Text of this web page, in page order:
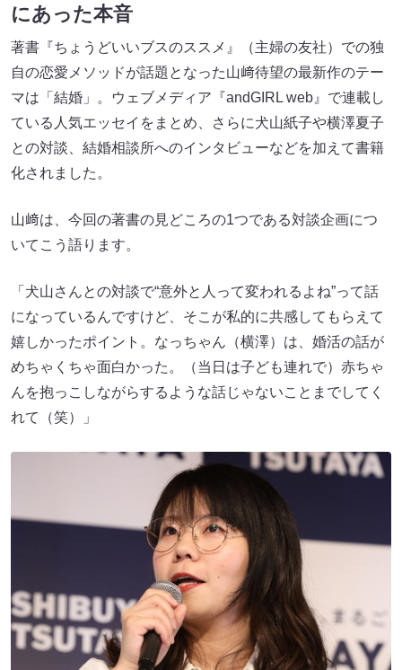
にあった本音
著書『ちょうどいいブスのススメ』（主婦の友社）での独
自の恋愛メソッドが話題となった山﨑待望の最新作のテー
マは「結婚」。ウェブメディア『andGIRL web』で連載し
ている人気エッセイをまとめ、さらに犬山紙子や横澤夏子
との対談、結婚相談所へのインタビューなどを加えて書籍
化されました。
山﨑は、今回の著書の見どころの1つである対談企画につ
いてこう語ります。
「犬山さんとの対談で“意外と人って変われるよね”って話
になっているんですけど、そこが私的に共感してもらえて
嬉しかったポイント。なっちゃん（横澤）は、婚活の話が
めちゃくちゃ面白かった。（当日は子ども連れで）赤ちゃ
んを抱っこしながらするような話じゃないことまでしてく
れて（笑）」